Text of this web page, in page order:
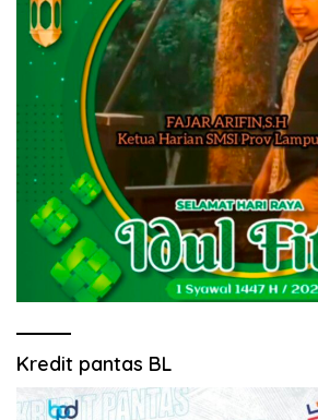
Kredit pantas BL